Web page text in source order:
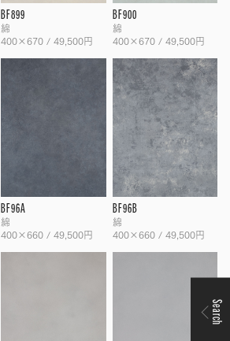
BF899
綿
400×670 / 49,500円
BF900
綿
400×670 / 49,500円
BF96A
綿
400×660 / 49,500円
BF96B
綿
400×660 / 49,500円
Search